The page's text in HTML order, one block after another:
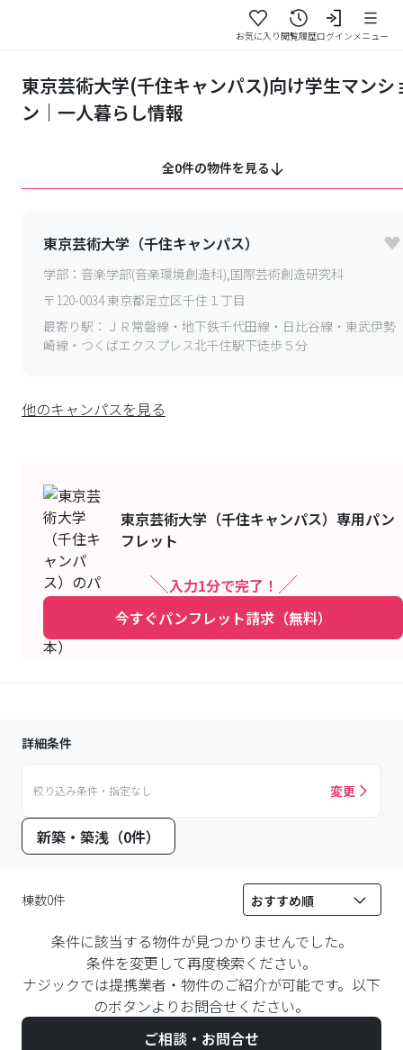
お気に入り閲覧履歴ログインメニュー
東京芸術大学(千住キャンパス)向け学生マンシ
ン｜一人暮らし情報
全0件の物件を見る
東京芸術大学（千住キャンパス）
学部： 音楽学部(音楽環境創造科),国際芸術創造研究科
〒 120-0034東京都足立区千住１丁目
最寄り駅： ＪＲ常磐線・地下鉄千代田線・日比谷線・東武伊勢
崎線・つくばエクスプレス北千住駅下徒歩５分
他のキャンパスを見る
東京芸術大学（千住キャンパス） 専用パン
フレット
入力1分で完了！
今すぐパンフレット請求（無料）
詳細条件
絞り込み条件・指定なし 変更
新築・築浅（0件）
棟数0件
条件に該当する物件が見つかりませんでした。
条件を変更して再度検索ください。
ナジックでは提携業者・物件のご紹介が可能です。以下
のボタンよりお問合せください。
ご相談・お問合せ